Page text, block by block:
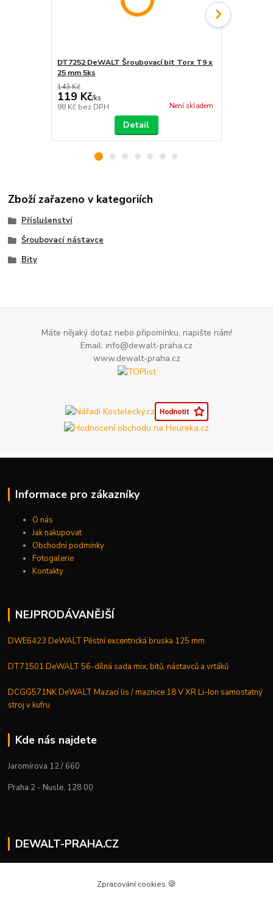
DT7252 DeWALT Šroubovací bit Torx T9 x
25 mm 5ks
143 Kč
119 Kč/ks
98 Kč bez DPH Není skladem
Detail
Zboží zařazeno v kategoriích
Příslušenství
Šroubovací nástavce
Bity
Máte nějaký dotaz nebo připomínku, napište nám!
Email: info@dewalt-praha.cz
www.dewalt-praha.cz
Informace pro zákazníky
O nás
Jak nakupovat
Obchodní podmínky
Fotogalerie
Kontakty
NEJPRODÁVANĚJŠÍ
DWE6423 DeWALT Pěstní excentrická bruska 125 mm
DT71501 DeWALT 56-dílná sada mix, bitů, nástavců a vrtáků
DCGG571NK DeWALT Mazací lis / maznice 18 V XR Li-Ion samostatný
stroj v kufru
Kde nás najdete
Jaromírova 12 / 660
Praha 2 - Nusle, 128 00
DEWALT-PRAHA.CZ
+420 224 936 535
Zpracování cookies 🍪